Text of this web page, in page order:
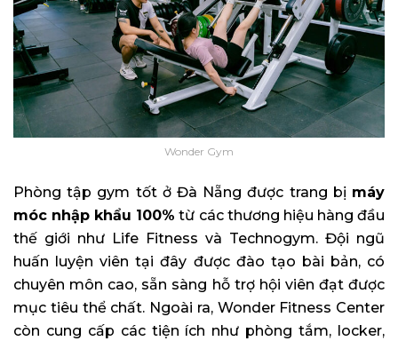
Wonder Gym
Phòng tập gym tốt ở Đà Nẵng được trang bị máy
móc nhập khẩu 100% từ các thương hiệu hàng đầu
thế giới như Life Fitness và Technogym. Đội ngũ
huấn luyện viên tại đây được đào tạo bài bản, có
chuyên môn cao, sẵn sàng hỗ trợ hội viên đạt được
mục tiêu thể chất. Ngoài ra, Wonder Fitness Center
còn cung cấp các tiện ích như phòng tắm, locker,